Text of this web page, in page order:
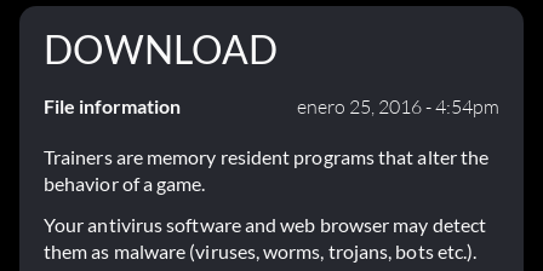
DOWNLOAD
File information enero 25, 2016 - 4:54pm
Trainers are memory resident programs that alter the
behavior of a game.
Your antivirus software and web browser may detect
them as malware (viruses, worms, trojans, bots etc.).